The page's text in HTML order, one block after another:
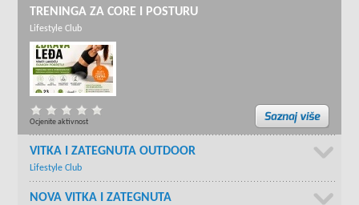
TRENINGA ZA CORE I POSTURU
Lifestyle Club
Ocjenite aktivnost
VITKA I ZATEGNUTA OUTDOOR
Lifestyle Club
NOVA VITKA I ZATEGNUTA